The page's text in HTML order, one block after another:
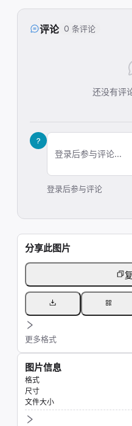
评论 0 条评论
还没有评
?
登录后参与评论...
登录后参与评论
分享此图片
更多格式
图片信息
格式
尺寸
文件大小